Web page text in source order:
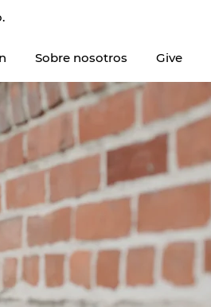
Sobre nosotros Give